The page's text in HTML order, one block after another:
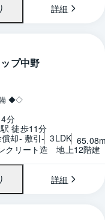
詳細
プ中野
備 ◆◇
分
徒歩11分
却- 敷引- 3LDK
クリート造　地上12階建
詳細
間取り